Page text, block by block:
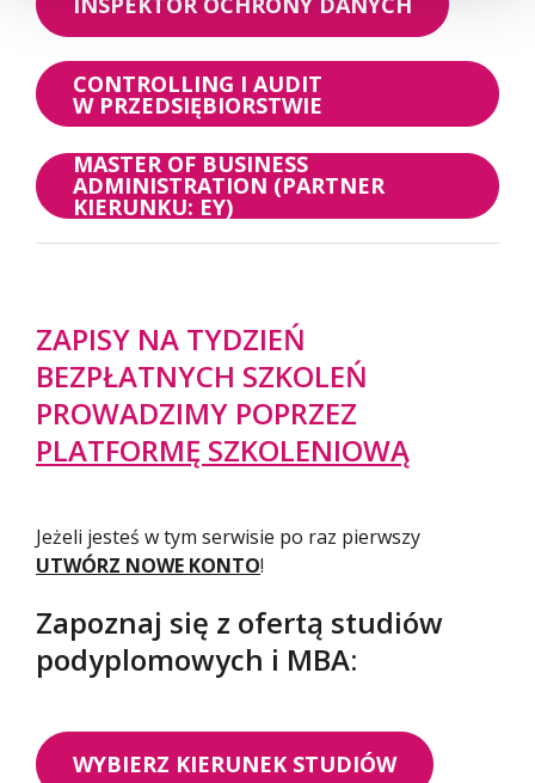
Zamiejscowego Akademii WSB w Żywcu
oraz menedżera kierunku Bezpieczeństwo
narodowe w Akademii WSB
CONTROLLING I AUDIT
W PRZEDSIĘBIORSTWIE
MASTER OF BUSINESS
ADMINISTRATION (PARTNER
KIERUNKU: EY)
ZAPISY NA TYDZIEŃ
BEZPŁATNYCH SZKOLEŃ
PROWADZIMY POPRZEZ
PLATFORMĘ SZKOLENIOWĄ
Jeżeli jesteś w tym serwisie po raz pierwszy
UTWÓRZ NOWE KONTO!
Zapoznaj się z ofertą studiów
podyplomowych i MBA:
WYBIERZ KIERUNEK STUDIÓW